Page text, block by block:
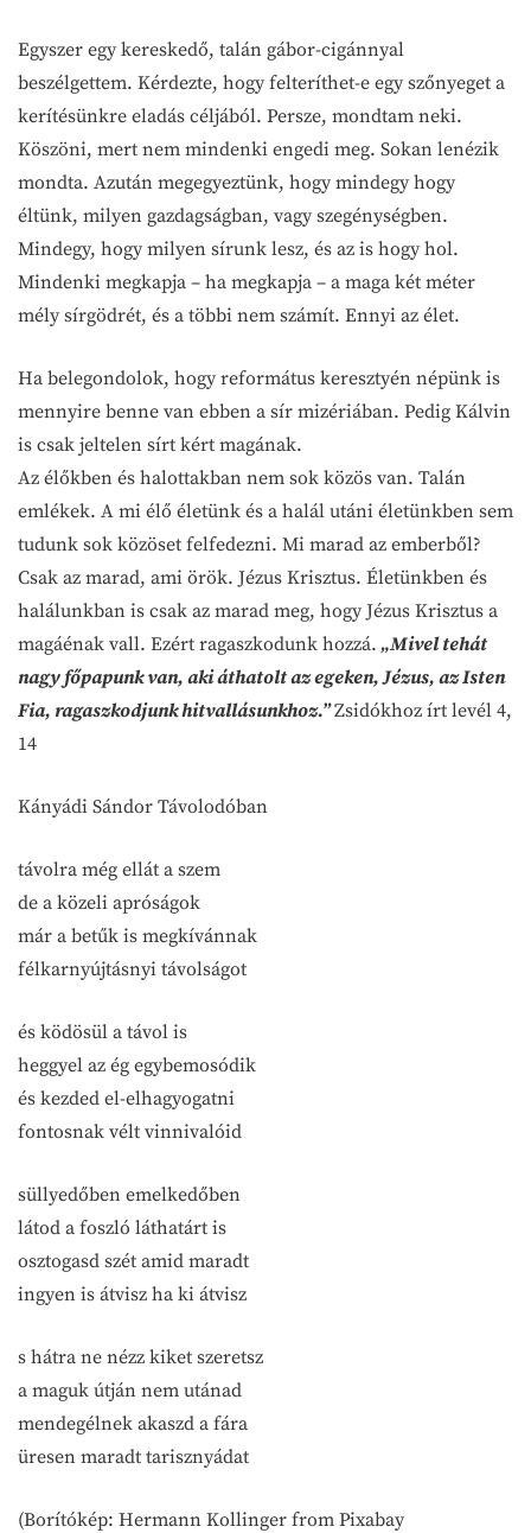
Egyszer egy kereskedő, talán gábor-cigánnyal
beszélgettem. Kérdezte, hogy felteríthet-e egy szőnyeget a
kerítésünkre eladás céljából. Persze, mondtam neki.
Köszöni, mert nem mindenki engedi meg. Sokan lenézik
mondta. Azután megegyeztünk, hogy mindegy hogy
éltünk, milyen gazdagságban, vagy szegénységben.
Mindegy, hogy milyen sírunk lesz, és az is hogy hol.
Mindenki megkapja – ha megkapja – a maga két méter
mély sírgödrét, és a többi nem számít. Ennyi az élet.
Ha belegondolok, hogy református keresztyén népünk is
mennyire benne van ebben a sír mizériában. Pedig Kálvin
is csak jeltelen sírt kért magának.
Az élőkben és halottakban nem sok közös van. Talán
emlékek. A mi élő életünk és a halál utáni életünkben sem
tudunk sok közöset felfedezni. Mi marad az emberből?
Csak az marad, ami örök. Jézus Krisztus. Életünkben és
halálunkban is csak az marad meg, hogy Jézus Krisztus a
magáénak vall. Ezért ragaszkodunk hozzá. „Mivel tehát
nagy főpapunk van, aki áthatolt az egeken, Jézus, az Isten
Fia, ragaszkodjunk hitvallásunkhoz.”Zsidókhoz írt levél 4,
14
Kányádi Sándor Távolodóban
távolra még ellát a szem
de a közeli apróságok
már a betűk is megkívánnak
félkarnyújtásnyi távolságot
és ködösül a távol is
heggyel az ég egybemosódik
és kezded el-elhagyogatni
fontosnak vélt vinnivalóid
süllyedőben emelkedőben
látod a foszló láthatárt is
osztogasd szét amid maradt
ingyen is átvisz ha ki átvisz
s hátra ne nézz kiket szeretsz
a maguk útján nem utánad
mendegélnek akaszd a fára
üresen maradt tarisznyádat
(Borítókép: Hermann Kollinger from Pixabay